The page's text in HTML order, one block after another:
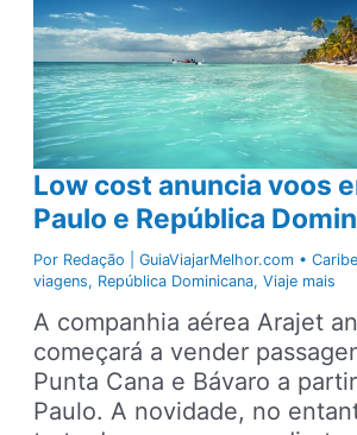
Dominicana
com
passagens
a
R$
1.800
Low cost anuncia voos
Paulo e República
Por Redação | GuiaViajarMelhor.com •Caribe
viagens, República Dominicana,Viaje mais
A companhia aérea Arajet
começará a vender
Punta Cana e Bávaro a
Paulo. A novidade, no